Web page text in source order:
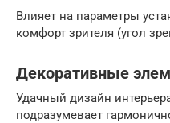
Влияет на параметры
комфорт зрителя (угол
Декоративные
Удачный дизайн
подразумевает